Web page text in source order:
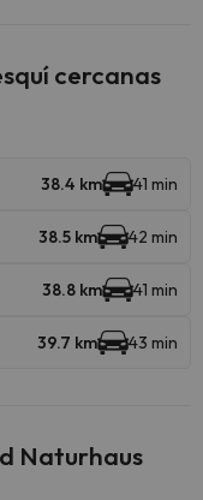
cercanas
38.4 km 41 min
38.5 km 42 min
38.8 km 41 min
39.7 km 43 min
Naturhaus